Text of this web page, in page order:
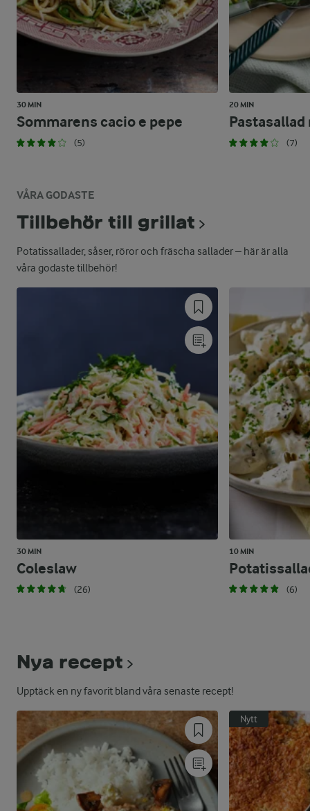
30 MIN
Sommarens cacio e pepe
(5)
20 MIN
(7)
VÅRA GODASTE
Tillbehör till grillat
Potatissallader, såser, röror och fräscha sallader – här är alla
våra godaste tillbehör!
30 MIN
Coleslaw
(26)
10 MIN
(6)
Nya recept
Upptäck en ny favorit bland våra senaste recept!
Nytt